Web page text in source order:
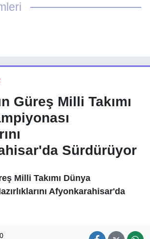
Güreş Milli Takımı
Sürdürüyor
Milli Takımı Dünya
Afyonkarahisar'da